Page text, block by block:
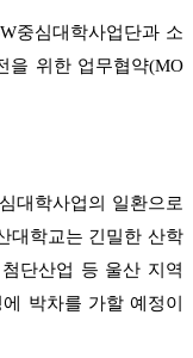
중심대학사업단과 소
을 위한 업무협약(MO
대학사업의 일환으로
대학교는 긴밀한 산학
단산업 등 울산 지역
박차를 가할 예정이